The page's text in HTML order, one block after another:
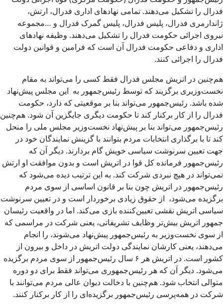
فدرال را تشکیل می‌دهند. تمامی نهادهای اداری فدرال، ارتش،
ژاندارمری فدرال، پلیس فدرال، پلیس گمرک فدرال و …مجموعه
نیروی اجرائی حکومت فدرال را تشکیل می‌دهند. وظیفه نهادهای
اداری و دفاعی حکومت فدرال آن است که فرامین و قوانین دولت
فدرال را اجرائی کنند.
هم‌چنین در اتریش مجلس فدرال فقط کسی را می‌تواند به مقام
نخست‌وزیری برگزیند که توسط رئیس‌جمهور به این مجلس پیش‌نهاد
شده باشد. رئیس‌جمهور می‌تواند بنا بر موقعیتی که دارد، حکومت
فدرال را از کار برکنار کند تا حکومت دیگری جایگزین آن شود. هم‌چنین
رئیس‌جمهور می‌تواند بنا بر پیش‌نهاد نخست‌وزیر مجلس ملی را منحل
کند تا با برگذاری انتخابات مردم بتوانند با گزینش نمایندگان خود در
جهت تعیین سرنوشت سیاسی خویش گام بردارند. دیگر آن که
رئیس‌جمهور فرمانده کل قوا در اتریش است و بدون موافقت او ارتش
نمی‌تواند در هیچ نبردی شرکت کند. به این ترتیب دیده می‌شود که
رئیس‌جمهور در اتریش چون بنا بر قانون اساسی از سوی مردم
برگزیده می‌شود، از حقوق زیادی برخوردار است و در تعیین سرنوشت
سیاسی اتریش نقشی تعیین‌کننده بازی می‌کند. اما در واقعیت رئیسان
جمهور اتریش بیش‌تر وظایف تشریفاتی، یعنی شرکت در مراسمی که
از سوی نخست‌وزیر به رئیس‌جمهور پیش‌نهاد می‌شوند، را انجام
می‌دهند، یعنی کارشان نمایندگی دولت اتریش در داخل و بیرون از
کشور است. در اتریش هر ۶ سال رئیس‌جمهور از سوی مردم برگزیده
می‌شود. دیگر آن که هر رئیس‌جمهوری می‌تواند فقط برای دو دوره
متوالی انتخاب شود. هم‌چنین با دخالت دیوان عالی مردم می‌توانند با
شرکت در همه‌پرسی رئیس‌جمهور برگزیده‌ای را از کار برکنار کنند.